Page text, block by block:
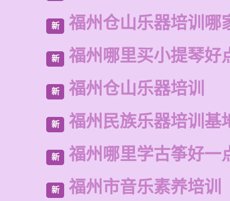
新 福州仓山乐器培训哪
新 福州哪里买小提琴好
新 福州仓山乐器培训
新 福州民族乐器培训基
新 福州哪里学古筝好一
新 福州市音乐素养培训